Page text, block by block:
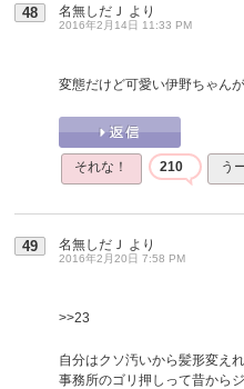
48 名無しだＪ より
2016年2月14日 11:33 PM
変態だけど可愛い伊野ちゃん
それな！ 210 う
49 名無しだＪ より
2016年2月20日 7:58 PM
>>23
自分はクソ汚いから髪形変え
事務所のゴリ押しって昔から